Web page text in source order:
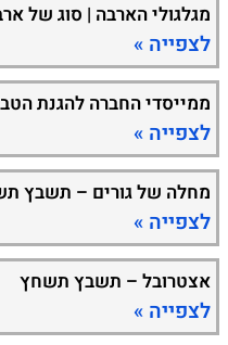
מגלגולי הארבה | סוג של
לצפייה »
ממייסדי החברה להגנת
לצפייה »
מחלה של גורים – תשבץ
לצפייה »
אצטרובל – תשבץ תשחץ
לצפייה »